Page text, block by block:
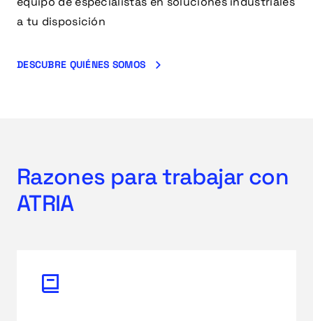
a tu disposición
DESCUBRE QUIÉNES SOMOS
Razones para trabajar con
ATRIA